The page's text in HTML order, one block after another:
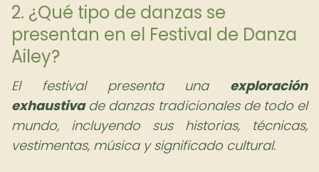
2. ¿Qué tipo de danzas se
presentan en el Festival de Danza
Ailey?
El festival presenta una exploración
exhaustivade danzas tradicionales de todo el
mundo, incluyendo sus historias, técnicas,
vestimentas, música y significado cultural.